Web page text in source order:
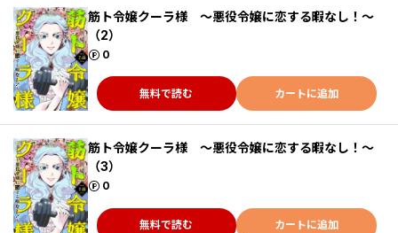
筋ト令嬢クーラ様 ～悪役令嬢に恋する暇なし！～
（2）
0
ポイント
無料で読む カートに追加
筋ト令嬢クーラ様 ～悪役令嬢に恋する暇なし！～
（3）
0
ポイント
無料で読む カートに追加